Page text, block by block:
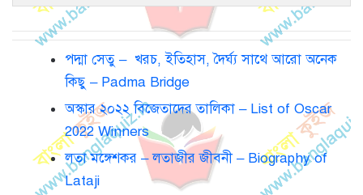
পদ্মা সেতু – খরচ, ইতিহাস, দৈর্ঘ্য সাথে আরো অনেক
কিছু – Padma Bridge
অস্কার ২০২২ বিজেতাদের তালিকা – List of Oscar
2022 Winners
লতা মঙ্গেশকর – লতাজীর জীবনী – Biography of
Lataji